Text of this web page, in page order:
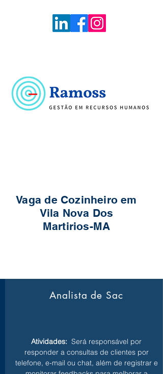
Vaga de Cozinheiro em
Vila Nova Dos
Martirios-MA
Analista de Sac
Atividades: Será responsável por
responder a consultas de clientes por
telefone, e-mail ou chat, além de registrar e